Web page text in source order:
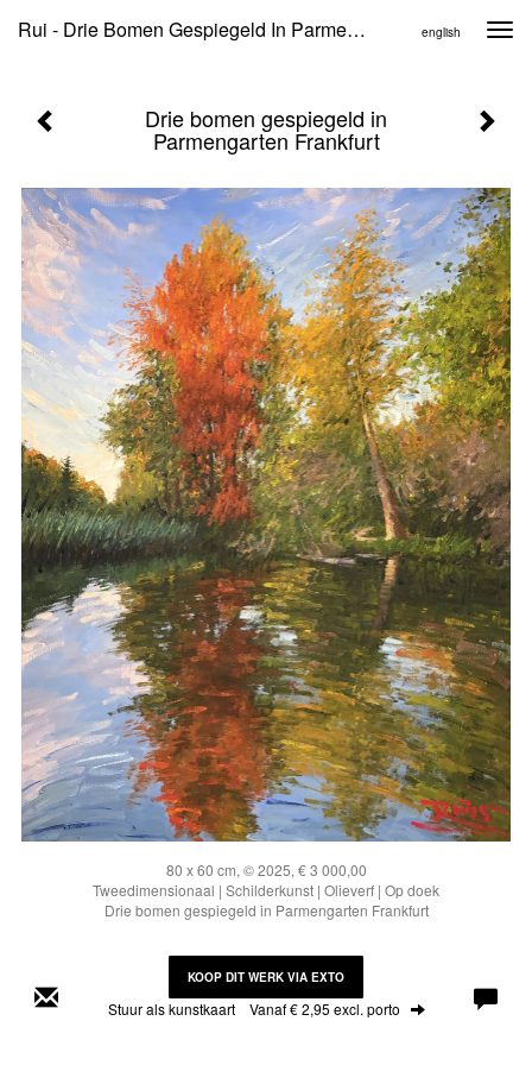
Rui - Drie Bomen Gespiegeld In Parmengarten Frankfurt english
Drie bomen gespiegeld in
Parmengarten Frankfurt
80 x 60 cm, © 2025, € 3 000,00
Tweedimensionaal | Schilderkunst | Olieverf | Op doek
Drie bomen gespiegeld in Parmengarten Frankfurt
KOOP DIT WERK VIA EXTO
Stuur als kunstkaart Vanaf € 2,95 excl. porto